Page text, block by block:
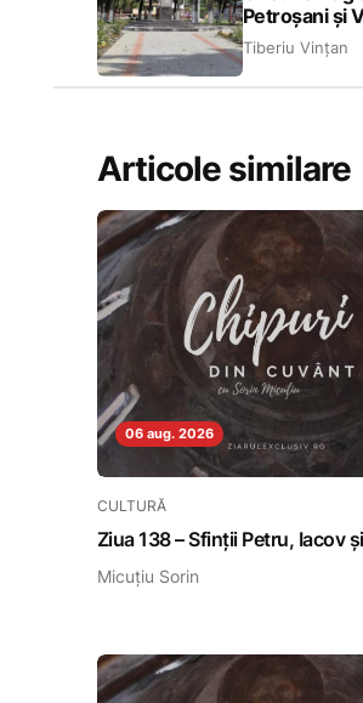
Petroșani și
Tiberiu Vințan
Articole similare
06 aug. 2026
CULTURĂ
Ziua 138 – Sfinții Petru, Iacov
Micuțiu Sorin